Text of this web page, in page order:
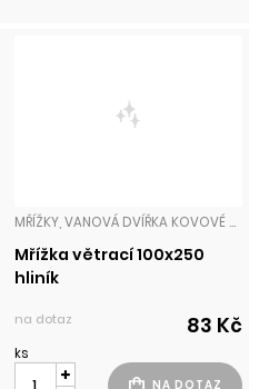
MŘÍŽKY, VANOVÁ DVÍŘKA KOVOVÉ MŘÍŽKY
Mřížka větrací 100x250
hliník
na dotaz 83 Kč
ks